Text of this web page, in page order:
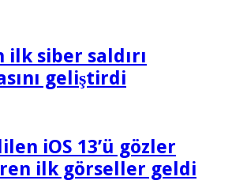
ilk siber saldırı
geliştirdi
iOS 13’ü gözler
ilk görseller geldi